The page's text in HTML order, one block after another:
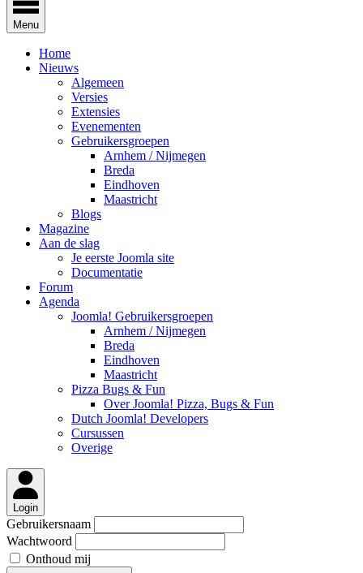
Menu
Home
Nieuws
Algemeen
Versies
Extensies
Evenementen
Gebruikersgroepen
Arnhem / Nijmegen
Breda
Eindhoven
Maastricht
Blogs
Magazine
Aan de slag
Je eerste Joomla site
Documentatie
Forum
Agenda
Joomla! Gebruikersgroepen
Arnhem / Nijmegen
Breda
Eindhoven
Maastricht
Pizza Bugs & Fun
Over Joomla! Pizza, Bugs & Fun
Dutch Joomla! Developers
Cursussen
Overige
Login
Gebruikersnaam
Wachtwoord
Onthoud mij